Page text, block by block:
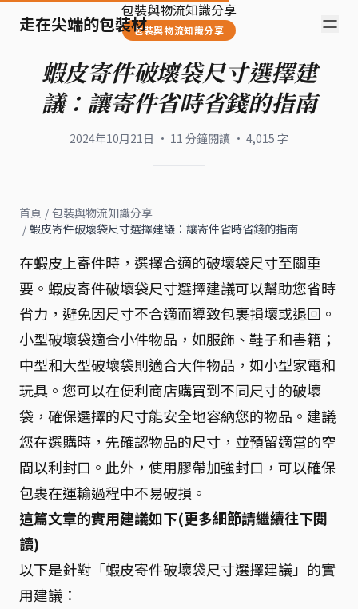
走在尖端的包裝材
包裝與物流知識分享
包裝與物流知識分享
蝦皮寄件破壞袋尺寸選擇建
議：讓寄件省時省錢的指南
2024年10月21日 · 11 分鐘閱讀 · 4,015 字
首頁 / 包裝與物流知識分享
/ 蝦皮寄件破壞袋尺寸選擇建議：讓寄件省時省錢的指南
在蝦皮上寄件時，選擇合適的破壞袋尺寸至關重
要。蝦皮寄件破壞袋尺寸選擇建議可以幫助您省時
省力，避免因尺寸不合適而導致包裹損壞或退回。
小型破壞袋適合小件物品，如服飾、鞋子和書籍；
中型和大型破壞袋則適合大件物品，如小型家電和
玩具。您可以在便利商店購買到不同尺寸的破壞
袋，確保選擇的尺寸能安全地容納您的物品。建議
您在選購時，先確認物品的尺寸，並預留適當的空
間以利封口。此外，使用膠帶加強封口，可以確保
包裹在運輸過程中不易破損。
這篇文章的實用建議如下(更多細節請繼續往下閱
讀)
以下是針對「蝦皮寄件破壞袋尺寸選擇建議」的實
用建議：